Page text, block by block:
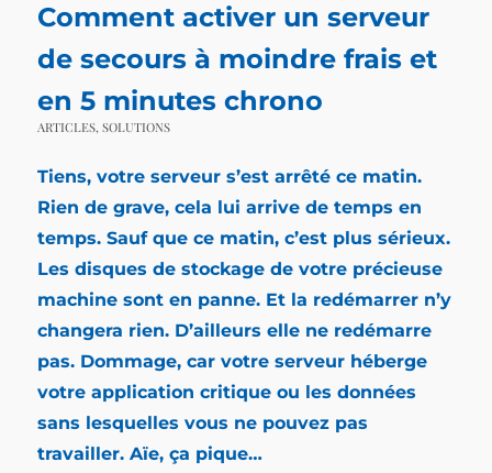
Comment activer un serveur
de secours à moindre frais et
en 5 minutes chrono
ARTICLES, SOLUTIONS
Tiens, votre serveur s’est arrêté ce matin.
Rien de grave, cela lui arrive de temps en
temps. Sauf que ce matin, c’est plus sérieux.
Les disques de stockage de votre précieuse
machine sont en panne. Et la redémarrer n’y
changera rien. D’ailleurs elle ne redémarre
pas. Dommage, car votre serveur héberge
votre application critique ou les données
sans lesquelles vous ne pouvez pas
travailler. Aïe, ça pique…